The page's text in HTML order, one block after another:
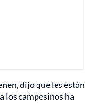
dijo que les están
los campesinos ha